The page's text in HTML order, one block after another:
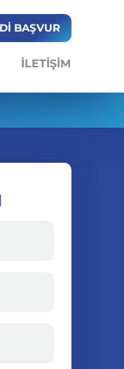
BAŞVUR
İLETİŞİM